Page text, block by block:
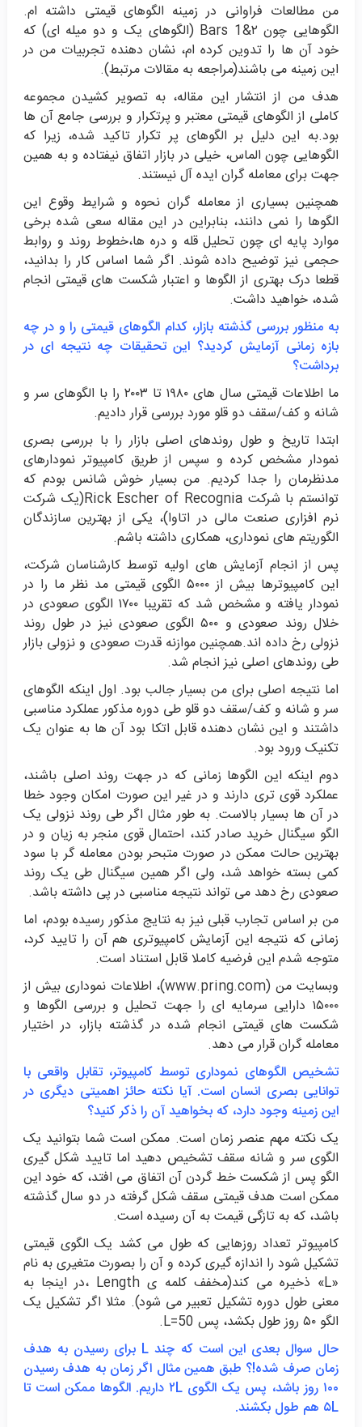
من مطالعات فراوانی در زمینه الگوهای قیمتی داشته ام.
الگوهایی چون ۲&1 Bars (الگوهای یک و دو میله ای) که
خود آن ها را تدوین کرده ام، نشان دهنده تجربیات من در
این زمینه می باشند(مراجعه به مقالات مرتبط).
هدف من از انتشار این مقاله، به تصویر کشیدن مجموعه
کاملی از الگوهای قیمتی معتبر و پرتکرار و بررسی جامع آن ها
بود.به این دلیل بر الگوهای پر تکرار تاکید شده، زیرا که
الگوهایی چون الماس، خیلی در بازار اتفاق نیفتاده و به همین
جهت برای معامله گران ایده آل نیستند.
همچنین بسیاری از معامله گران نحوه و شرایط وقوع این
الگوها را نمی دانند، بنابراین در این مقاله سعی شده برخی
موارد پایه ای چون تحلیل قله و دره ها،خطوط روند و روابط
حجمی نیز توضیح داده شوند. اگر شما اساس کار را بدانید،
قطعا درک بهتری از الگوها و اعتبار شکست های قیمتی انجام
شده، خواهید داشت.
به منظور بررسی گذشته بازار، کدام الگوهای قیمتی را و در چه
بازه زمانی آزمایش کردید؟ این تحقیقات چه نتیجه ای در
برداشت؟
ما اطلاعات قیمتی سال های ۱۹۸۰ تا ۲۰۰۳ را با الگوهای سر و
شانه و کف/سقف دو قلو مورد بررسی قرار دادیم.
ابتدا تاریخ و طول روندهای اصلی بازار را با بررسی بصری
نمودار مشخص کرده و سپس از طریق کامپیوتر نمودارهای
مدنظرمان را جدا کردیم. من بسیار خوش شانس بودم که
توانستم با شرکت Rick Escher of Recognia(یک شرکت
نرم افزاری صنعت مالی در اتاوا)، یکی از بهترین سازندگان
الگوریتم های نموداری، همکاری داشته باشم.
پس از انجام آزمایش های اولیه توسط کارشناسان شرکت،
این کامپیوترها بیش از ۵۰۰۰ الگوی قیمتی مد نظر ما را در
نمودار یافته و مشخص شد که تقریبا ۱۷۰۰ الگوی صعودی در
خلال روند صعودی و ۵۰۰ الگوی صعودی نیز در طول روند
نزولی رخ داده اند.همچنین موازنه قدرت صعودی و نزولی بازار
طی روندهای اصلی نیز انجام شد.
اما نتیجه اصلی برای من بسیار جالب بود. اول اینکه الگوهای
سر و شانه و کف/سقف دو قلو طی دوره مذکور عملکرد مناسبی
داشتند و این نشان دهنده قابل اتکا بود آن ها به عنوان یک
تکنیک ورود بود.
دوم اینکه این الگوها زمانی که در جهت روند اصلی باشند،
عملکرد قوی تری دارند و در غیر این صورت امکان وجود خطا
در آن ها بسیار بالاست. به طور مثال اگر طی روند نزولی یک
الگو سیگنال خرید صادر کند، احتمال قوی منجر به زیان و در
بهترین حالت ممکن در صورت متبحر بودن معامله گر با سود
کمی بسته خواهد شد، ولی اگر همین سیگنال طی یک روند
صعودی رخ دهد می تواند نتیجه مناسبی در پی داشته باشد.
من بر اساس تجارب قبلی نیز به نتایج مذکور رسیده بودم، اما
زمانی که نتیجه این آزمایش کامپیوتری هم آن را تایید کرد،
متوجه شدم این فرضیه کاملا قابل استناد است.
وبسایت من (www.pring.com)، اطلاعات نموداری بیش از
۱۵۰۰۰ دارایی سرمایه ای را جهت تحلیل و بررسی الگوها و
شکست های قیمتی انجام شده در گذشته بازار، در اختیار
معامله گران قرار می دهد.
تشخیص الگوهای نموداری توسط کامپیوتر، تقابل واقعی با
توانایی بصری انسان است. آیا نکته حائز اهمیتی دیگری در
این زمینه وجود دارد، که بخواهید آن را ذکر کنید؟
یک نکته مهم عنصر زمان است. ممکن است شما بتوانید یک
الگوی سر و شانه سقف تشخیص دهید اما تایید شکل گیری
الگو پس از شکست خط گردن آن اتفاق می افتد، که خود این
ممکن است هدف قیمتی سقف شکل گرفته در دو سال گذشته
باشد، که به تازگی قیمت به آن رسیده است.
کامپیوتر تعداد روزهایی که طول می کشد یک الگوی قیمتی
تشکیل شود را اندازه گیری کرده و آن را بصورت متغیری به نام
«L» ذخیره می کند(مخفف کلمه ی Length ،در اینجا به
معنی طول دوره تشکیل تعبیر می شود). مثلا اگر تشکیل یک
الگو ۵۰ روز طول بکشد، پس L=50.
حال سوال بعدی این است که چند L برای رسیدن به هدف
زمان صرف شده!؟ طبق همین مثال اگر زمان به هدف رسیدن
۱۰۰ روز باشد، پس یک الگوی ۲L داریم. الگوها ممکن است تا
۵L هم طول بکشند.